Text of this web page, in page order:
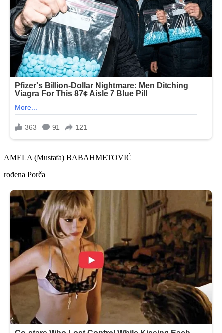
AMELA (Mustafa) BABAHMETOVIĆ
rođena Porča